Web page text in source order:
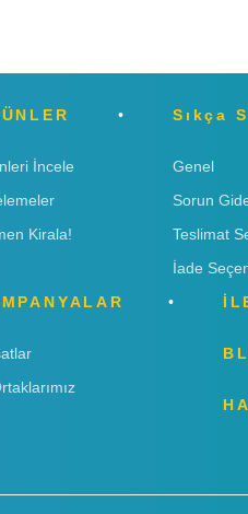
İncele
Kirala!
Sıkça
Genel
Sorun
Teslimat
İade